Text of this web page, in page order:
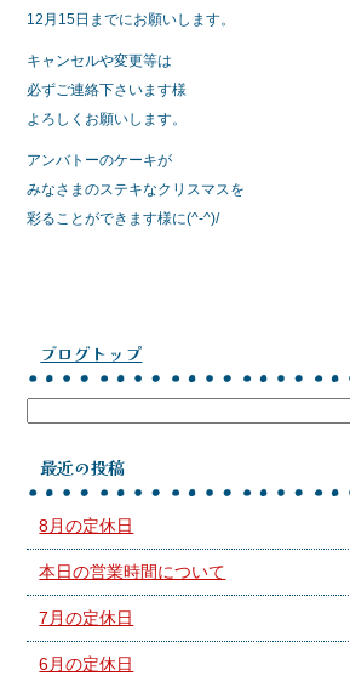
12月15日までにお願いします。
キャンセルや変更等は
必ずご連絡下さいます様
よろしくお願いします。
アンバトーのケーキが
みなさまのステキなクリスマスを
彩ることができます様に(^-^)/
ブログトップ
最近の投稿
8月の定休日
本日の営業時間について
7月の定休日
6月の定休日